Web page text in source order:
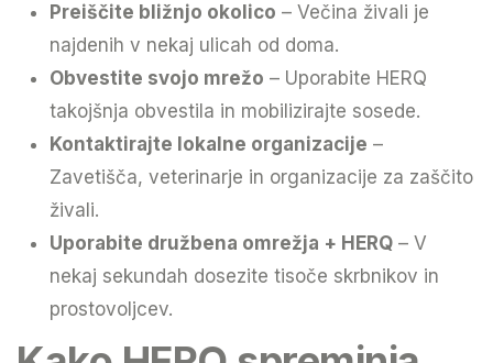
Preiščite bližnjo okolico – Večina živali je
najdenih v nekaj ulicah od doma.
Obvestite svojo mrežo – Uporabite HERQ
takojšnja obvestila in mobilizirajte sosede.
Kontaktirajte lokalne organizacije –
Zavetišča, veterinarje in organizacije za zaščito
živali.
Uporabite družbena omrežja + HERQ – V
nekaj sekundah dosezite tisoče skrbnikov in
prostovoljcev.